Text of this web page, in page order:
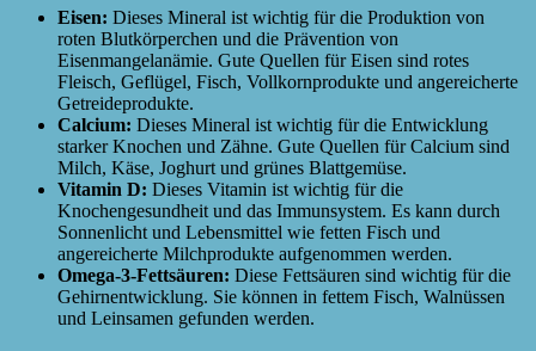
Eisen: Dieses Mineral ist wichtig für die Produktion von
roten Blutkörperchen und die Prävention von
Eisenmangelanämie. Gute Quellen für Eisen sind rotes
Fleisch, Geflügel, Fisch, Vollkornprodukte und angereicherte
Getreideprodukte.
Calcium: Dieses Mineral ist wichtig für die Entwicklung
starker Knochen und Zähne. Gute Quellen für Calcium sind
Milch, Käse, Joghurt und grünes Blattgemüse.
Vitamin D: Dieses Vitamin ist wichtig für die
Knochengesundheit und das Immunsystem. Es kann durch
Sonnenlicht und Lebensmittel wie fetten Fisch und
angereicherte Milchprodukte aufgenommen werden.
Omega-3-Fettsäuren: Diese Fettsäuren sind wichtig für die
Gehirnentwicklung. Sie können in fettem Fisch, Walnüssen
und Leinsamen gefunden werden.